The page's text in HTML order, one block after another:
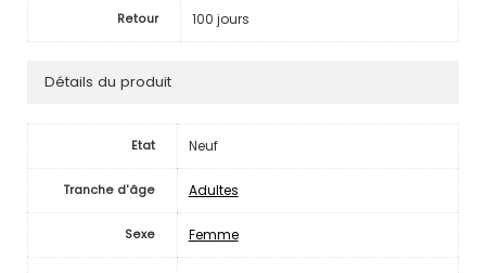
Retour 100 jours
Détails du produit
Etat Neuf
Tranche d'âge Adultes
Sexe Femme